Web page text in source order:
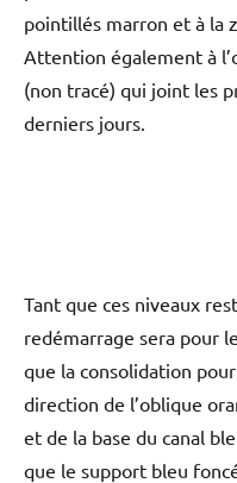
pointillés marron et à la
Attention également à
(non tracé) qui joint les
derniers jours.
Tant que ces niveaux
redémarrage sera pour
que la consolidation
direction de l’oblique
et de la base du canal
que le support bleu